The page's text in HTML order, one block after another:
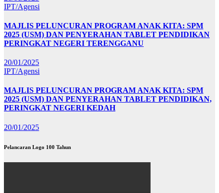
IPT/Agensi
MAJLIS PELUNCURAN PROGRAM ANAK KITA: SPM
2025 (USM) DAN PENYERAHAN TABLET PENDIDIKAN
PERINGKAT NEGERI TERENGGANU
20/01/2025
IPT/Agensi
MAJLIS PELUNCURAN PROGRAM ANAK KITA: SPM
2025 (USM) DAN PENYERAHAN TABLET PENDIDIKAN,
PERINGKAT NEGERI KEDAH
20/01/2025
Pelancaran Logo 100 Tahun